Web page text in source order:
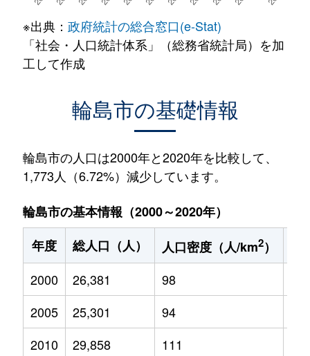
※出典： 政府統計の総合窓口(e-Stat)
「社会・人口統計体系」（総務省統計局）を加
工して作成
輪島市の基礎情報
輪島市の人口は2000年と2020年を比較して、
1,773人（6.72%）減少しています。
輪島市の基本情報（2000～2020年）
年度
総人口（人） 人口密度（人/km2）
2000
26,381 98
2005
25,301 94
2010
29,858 111